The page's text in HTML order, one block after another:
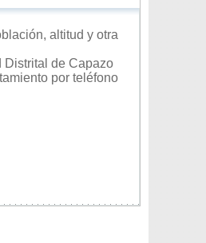
altitud y otra
Distrital de Capazo
por teléfono